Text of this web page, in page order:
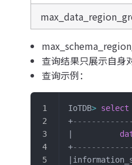
查询结果只展示自身
查询示例：
IoTDB> select
+
|
+